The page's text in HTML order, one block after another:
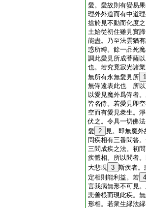
愛。愛故則有變易
理外外道而有中道
捨於見不動而化度
土始從初住雖見實
能盡。乃至法雲猶
惑所縛。餘一品死
調此愛見所成菩薩
也。若究竟寂光諸
無所有永無愛見所 1
無侍遠表此也 所以
以愛見魔外爲侍者
皆名侍。若愛見即
空而有愛見衆生。
伏之。令具一切佛
愛 2
見。即無魔
問疾相有三番問答
三問成疾之法。初
疾體相。所以問者
大悲現 3 斯疾者。
定相則能利益。若 4
言我病無形不可見
悲善根而現此疾。
形相。若衆生縁法